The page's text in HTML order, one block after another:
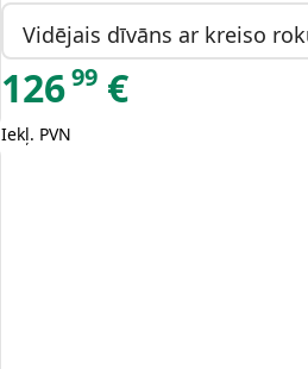
Vidējais dīvāns ar kreiso
12699 €
Iekļ. PVN